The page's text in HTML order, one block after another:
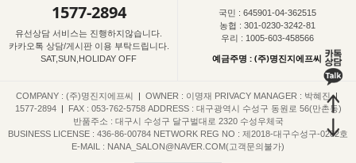
1577-2894
유선상담 서비스는 진행하지않습니다.
카카오톡 상담/게시판 이용 부탁드립니다.
SAT,SUN,HOLIDAY OFF
국민 : 645901-04-362515
농협 : 301-0230-3242-81
우리 : 1005-603-458566
예금주명 : (주)명진지에프씨
COMPANY : (주)명진지에프씨 | OWNER : 이명재 PRIVACY MANAGER : 박혜진 |
1577-2894
| FAX : 053-762-5758 ADDRESS : 대구광역시 수성구 동원로 56(만촌동)
반품주소 : 대구시 수성구 달구벌대로 2320 수성우체국
BUSINESS LICENSE : 436-86-00784 NETWORK REG NO : 제2018-대구수성구-0282호
E-MAIL : NANA_SALON@NAVER.COM(고객문의불가)